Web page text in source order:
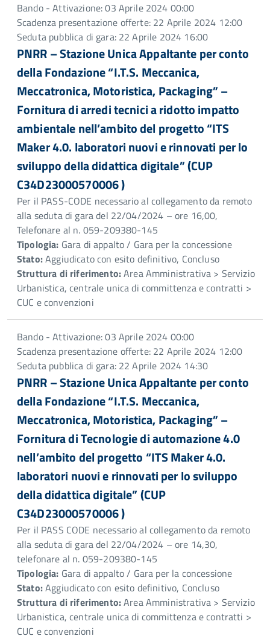
Bando - Attivazione: 03 Aprile 2024 00:00
Scadenza presentazione offerte: 22 Aprile 2024 12:00
Seduta pubblica di gara: 22 Aprile 2024 16:00
PNRR – Stazione Unica Appaltante per conto
della Fondazione “I.T.S. Meccanica,
Meccatronica, Motoristica, Packaging” –
Fornitura di arredi tecnici a ridotto impatto
ambientale nell’ambito del progetto “ITS
Maker 4.0. laboratori nuovi e rinnovati per lo
sviluppo della didattica digitale” (CUP
C34D23000570006 )
Per il PASS-CODE necessario al collegamento da remoto
alla seduta di gara del 22/04/2024 – ore 16,00,
Telefonare al n. 059-209380-145
Tipologia: Gara di appalto / Gara per la concessione
Stato:Aggiudicato con esito definitivo, Concluso
Struttura di riferimento:Area Amministrativa > Servizio
Urbanistica, centrale unica di committenza e contratti >
CUC e convenzioni
Bando - Attivazione: 03 Aprile 2024 00:00
Scadenza presentazione offerte: 22 Aprile 2024 12:00
Seduta pubblica di gara: 22 Aprile 2024 14:30
PNRR – Stazione Unica Appaltante per conto
della Fondazione “I.T.S. Meccanica,
Meccatronica, Motoristica, Packaging” –
Fornitura di Tecnologie di automazione 4.0
nell’ambito del progetto “ITS Maker 4.0.
laboratori nuovi e rinnovati per lo sviluppo
della didattica digitale” (CUP
C34D23000570006 )
Per il PASS CODE necessario al collegamento da remoto
alla seduta di gara del 22/04/2024 – ore 14,30,
telefonare al n. 059-209380-145
Tipologia: Gara di appalto / Gara per la concessione
Stato:Aggiudicato con esito definitivo, Concluso
Struttura di riferimento:Area Amministrativa > Servizio
Urbanistica, centrale unica di committenza e contratti >
CUC e convenzioni